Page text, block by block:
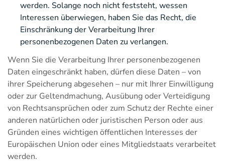
werden. Solange noch nicht feststeht, wessen
Interessen überwiegen, haben Sie das Recht, die
Einschränkung der Verarbeitung Ihrer
personenbezogenen Daten zu verlangen.
Wenn Sie die Verarbeitung Ihrer personenbezogenen
Daten eingeschränkt haben, dürfen diese Daten – von
ihrer Speicherung abgesehen – nur mit Ihrer Einwilligung
oder zur Geltendmachung, Ausübung oder Verteidigung
von Rechtsansprüchen oder zum Schutz der Rechte einer
anderen natürlichen oder juristischen Person oder aus
Gründen eines wichtigen öffentlichen Interesses der
Europäischen Union oder eines Mitgliedstaats verarbeitet
werden.